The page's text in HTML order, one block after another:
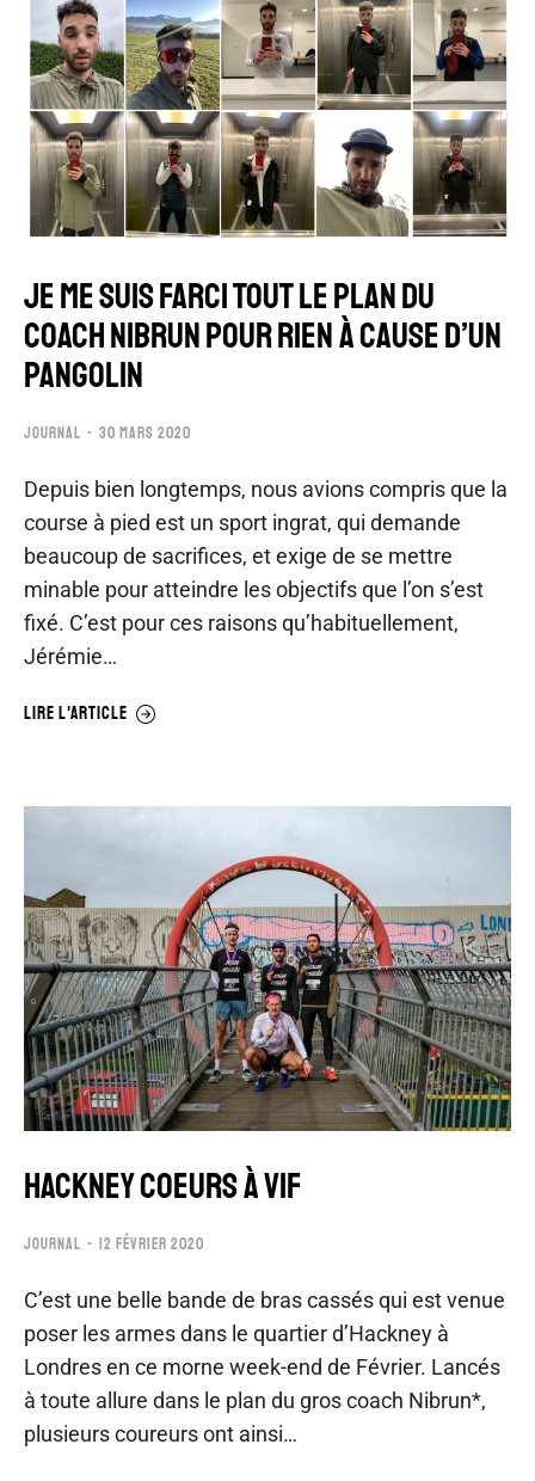
JE ME SUIS FARCI TOUT LE PLAN DU
COACH NIBRUN POUR RIEN À CAUSE D’UN
PANGOLIN
JOURNAL 30 MARS 2020
Depuis bien longtemps, nous avions compris que la
course à pied est un sport ingrat, qui demande
beaucoup de sacrifices, et exige de se mettre
minable pour atteindre les objectifs que l’on s’est
fixé. C’est pour ces raisons qu’habituellement,
Jérémie…
LIRE L'ARTICLE
HACKNEY COEURS À VIF
JOURNAL 12 FÉVRIER 2020
C’est une belle bande de bras cassés qui est venue
poser les armes dans le quartier d’Hackney à
Londres en ce morne week-end de Février. Lancés
à toute allure dans le plan du gros coach Nibrun*,
plusieurs coureurs ont ainsi…